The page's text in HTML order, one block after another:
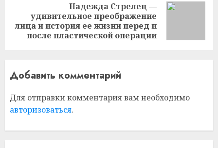
Следующая
запись:
Надежда Стрелец —
удивительное преображение
лица и история ее жизни перед и
после пластической операции
Добавить комментарий
Для отправки комментария вам необходимо
авторизоваться.